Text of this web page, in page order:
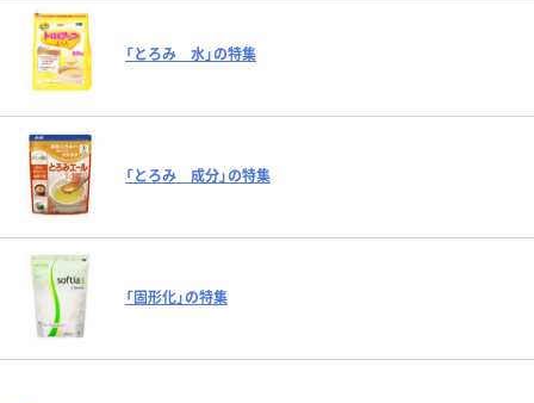
「とろみ 水」の特集
「とろみ 成分」の特集
「固形化」の特集